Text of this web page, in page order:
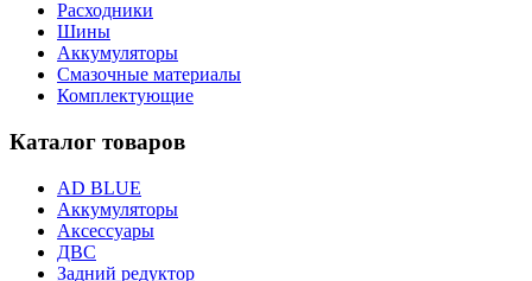
Расходники
Шины
Аккумуляторы
Смазочные материалы
Комплектующие
Каталог товаров
AD BLUE
Аккумуляторы
Аксессуары
ДВС
Задний редуктор